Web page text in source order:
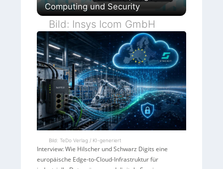
Computing und Security
Bild: Insys Icom GmbH
Bild: TeDo Verlag / KI-generiert
Interview: Wie Hilscher und Schwarz Digits eine
europäische Edge-to-Cloud-Infrastruktur für